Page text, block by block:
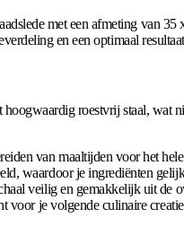
met een afmeting van
en een optimaal
roestvrij staal,
van maaltijden voor het
waardoor je ingrediënten
veilig en gemakkelijk uit de
voor je volgende culinaire